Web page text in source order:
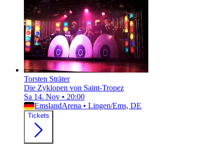
Torsten Sträter
Die Zyklopen von Saint-Tropez
Sa 14. Nov • 20:00
EmslandArena • Lingen/Ems, DE
Tickets